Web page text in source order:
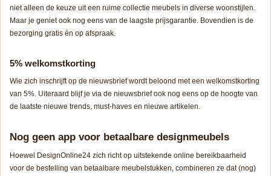
niet alleen de keuze uit een ruime collectie meubels in diverse woonstijlen.
Maar je geniet ook nog eens van de laagste prijsgarantie. Bovendien is de
bezorging gratis én op afspraak.
5% welkomstkorting
Wie zich inschrijft op de nieuwsbrief wordt beloond met een welkomstkorting
van 5%. Uiteraard blijf je via de nieuwsbrief ook nog eens op de hoogte van
de laatste nieuwe trends, must-haves en nieuwe artikelen.
Nog geen app voor betaalbare designmeubels
Hoewel DesignOnline24 zich richt op uitstekende online bereikbaarheid
voor de bestelling van betaalbare meubelstukken, combineren ze dat (nog)